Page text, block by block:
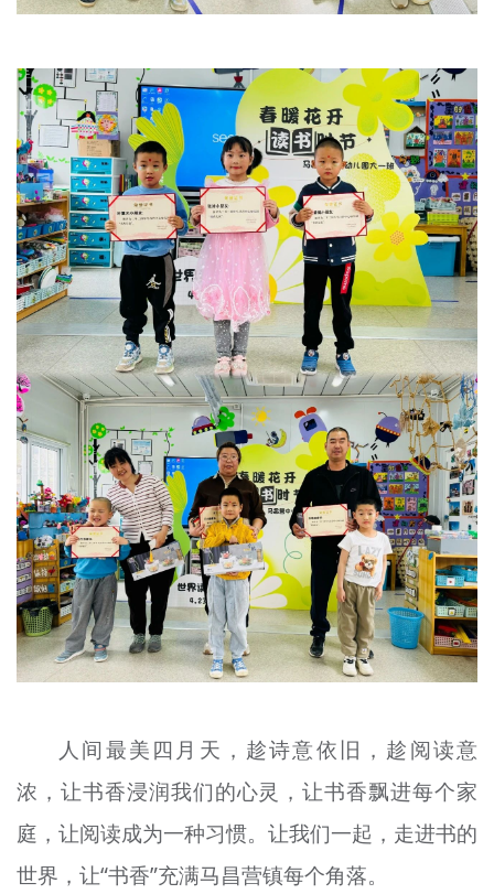
人间最美四月天， 趁诗意依旧， 趁阅读意
浓 ，让书香浸润我们的心灵，让书香飘进每个家
庭，让阅读成为一种习惯。让我们一起，走进书的
世界，让“书香”充满马昌营镇每个角落。